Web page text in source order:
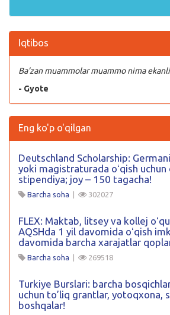
Iqtibos
Ba’zan muammolar muammo nima
- Gyote
Eng ko'p o'qilgan
Deutschland Scholarship:
yoki magistraturada oʻqish
stipendiya; joy – 150 tagacha!
Barcha soha | 302027
FLEX: Maktab, litsey va kollej
AQSHda 1 yil davomida oʻqish
davomida barcha xarajatlar
Barcha soha | 269518
Turkiye Burslari: barcha
uchun to’liq grantlar, yotoqxona,
boshqalar!